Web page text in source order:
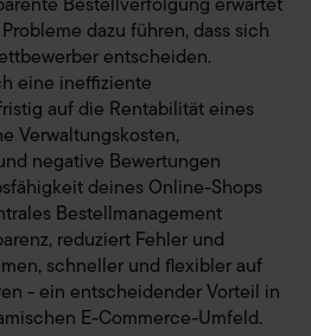
dazu führen, dass sich
entscheiden.
eine ineffiziente
auf die Rentabilität eines
Verwaltungskosten,
negative Bewertungen
deines Online-Shops
Bestellmanagement
reduziert Fehler und
schneller und flexibler auf
- ein entscheidender Vorteil in
E-Commerce-Umfeld.